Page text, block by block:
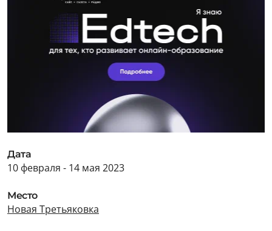
Дата
10 февраля - 14 мая 2023
Место
Новая Третьяковка